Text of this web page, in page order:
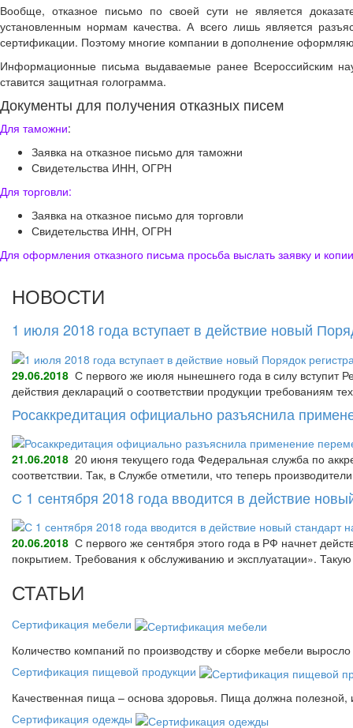
Вообще, отказное письмо по своей сути не является
установленным нормам качества. А всего лишь является
сертификации. Поэтому многие компании в дополнение
Информационные письма выдаваемые ранее Всероссийским
ставится защитная голограмма.
Документы для получения отказных писем
Для таможни:
Заявка на отказное письмо для таможни
Свидетельства ИНН, ОГРН
Для торговли:
Заявка на отказное письмо для торговли
Свидетельства ИНН, ОГРН
Для оформления отказного письма просьба выслать заявку и
НОВОСТИ
1 июля 2018 года вступает в действие новый
29.06.2018 С первого же июля нынешнего года в силу вступит
действия деклараций о соответствии продукции требованиям
Росаккредитация официально разъяснила
21.06.2018 20 июня текущего года Федеральная служба по
соответствии. Так, в Службе отметили, что теперь
С 1 сентября 2018 года вводится в действие
20.06.2018 С первого же сентября этого года в РФ начнет
покрытием. Требования к обслуживанию и эксплуатации».
СТАТЬИ
Сертификация мебели
Количество компаний по производству и сборке мебели
Сертификация пищевой продукции
Качественная пища – основа здоровья. Пища должна
Сертификация одежды